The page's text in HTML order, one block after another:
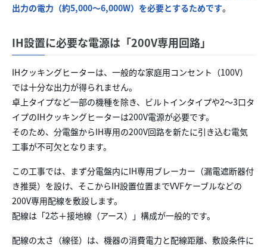
出力の電力（約5,000〜6,000W）を必要とするためです。
IH設置に必要な電源は「200V専用回路」
IHクッキングヒーターは、一般的な家庭用コンセント（100V）
では十分な出力が得られません。
卓上タイプなど一部の機種を除き、ビルトインタイプや2～3口タ
イプのIHクッキングヒーターは200V電源が必要です。
そのため、分電盤からIH専用の200V回路を新たに引き込む電気
工事が不可欠となります。
この工事では、まず分電盤内にIH専用ブレーカー（漏電遮断器付
き推奨）を設け、そこからIH設置位置までVVFケーブルなどの
200V専用配線を敷設します。
配線は「2芯＋接地線（アース）」構成が一般的です。
配線の太さ（線径）は、機器の消費電力と配線距離、敷設条件に